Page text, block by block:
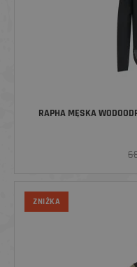
RAPHA MĘSKA
ZNIŻKA